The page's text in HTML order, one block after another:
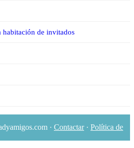
habitación de invitados
· Contactar· Política de